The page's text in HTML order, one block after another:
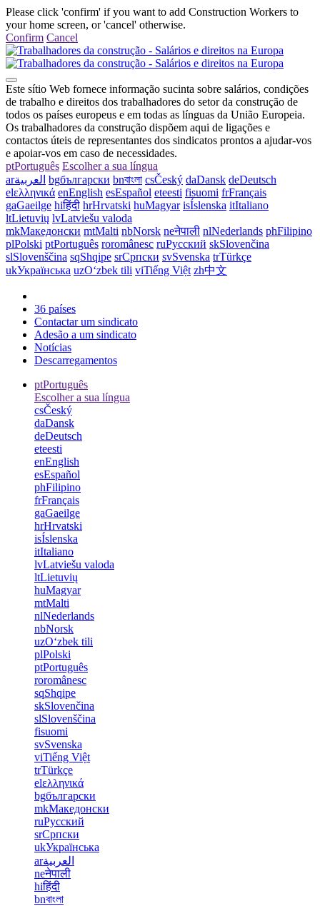
Please click 'confirm' if you want to add Construction Workers to
your home screen, or 'cancel' otherwise.
Confirm Cancel
Este sítio Web fornece informação sucinta sobre salários, condições
de trabalho e direitos dos trabalhadores do setor da construção de
todos os países europeus e em todas as línguas da União Europeia.
Os trabalhadores da construção dispõem aqui de ligações e
contactos úteis de representantes dos sindicatos prontos a ajudar-vos
e apoiar-vos em caso de necessidades.
ptPortuguês Escolher a sua língua
arالعربية bgбългарски bnবাংলা csČeský daDansk deDeutsch
elελληνικά enEnglish esEspañol eteesti fisuomi frFrançais
gaGaeilge hiहिंदी hrHrvatski huMagyar isÍslenska itItaliano
ltLietuvių lvLatviešu valoda
mkМакедонски mtMalti nbNorsk neनेपाली nlNederlands phFilipino
plPolski ptPortuguês roromânesc ruРусский skSlovenčina
slSlovenščina sqShqipe srСрпски svSvenska trTürkçe
ukУкраїнська uzOʻzbek tili viTiếng Việt zh中文
36 países
Contactar um sindicato
Adesão a um sindicato
Notícias
Descarregamentos
ptPortuguês
Escolher a sua língua
csČeský
daDansk
deDeutsch
eteesti
enEnglish
esEspañol
phFilipino
frFrançais
gaGaeilge
hrHrvatski
isÍslenska
itItaliano
lvLatviešu valoda
ltLietuvių
huMagyar
mtMalti
nlNederlands
nbNorsk
uzOʻzbek tili
plPolski
ptPortuguês
roromânesc
sqShqipe
skSlovenčina
slSlovenščina
fisuomi
svSvenska
viTiếng Việt
trTürkçe
elελληνικά
bgбългарски
mkМакедонски
ruРусский
srСрпски
ukУкраїнська
arالعربية
neनेपाली
hiहिंदी
bnবাংলা